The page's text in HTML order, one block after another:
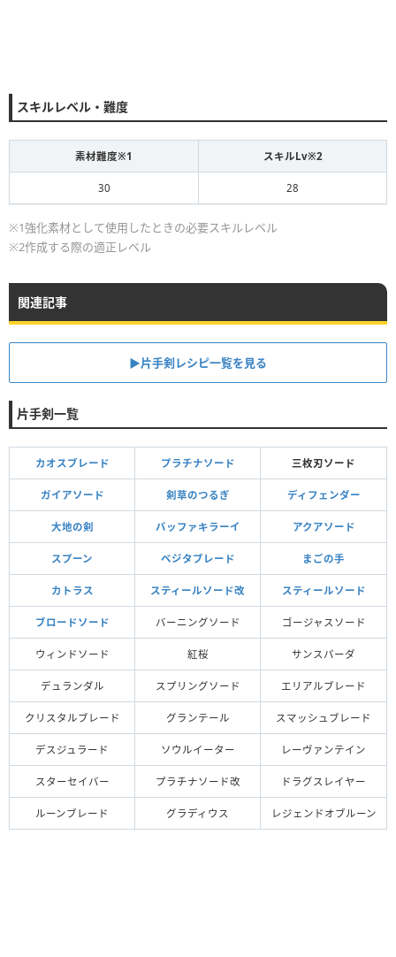
スキルレベル・難度
素材難度※1 スキルLv※2
30 28
※1強化素材として使用したときの必要スキルレベル
※2作成する際の適正レベル
関連記事
▶片手剣レシピ一覧を見る
片手剣一覧
カオスブレード プラチナソード 三枚刃ソード
ガイアソード 剣草のつるぎ ディフェンダー
大地の剣 バッファキラーイ アクアソード
スプーン ベジタブレード まごの手
カトラス スティールソード改 スティールソード
ブロードソード バーニングソード ゴージャスソード
ウィンドソード 紅桜 サンスパーダ
デュランダル スプリングソード エリアルブレード
クリスタルブレード グランテール スマッシュブレード
デスジュラード ソウルイーター レーヴァンテイン
スターセイバー プラチナソード改 ドラグスレイヤー
ルーンブレード グラディウス レジェンドオブルーン